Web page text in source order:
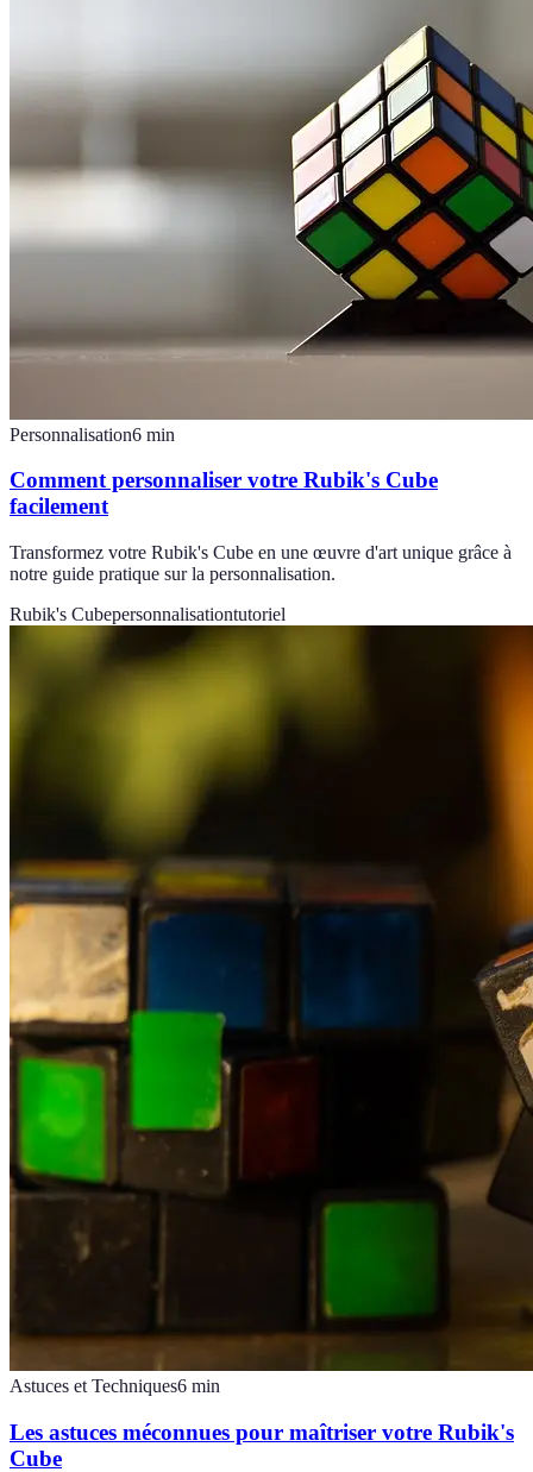
Personnalisation6 min
Comment personnaliser votre Rubik's Cube
facilement
Transformez votre Rubik's Cube en une œuvre d'art unique grâce à
notre guide pratique sur la personnalisation.
Rubik's Cubepersonnalisationtutoriel
Astuces et Techniques6 min
Les astuces méconnues pour maîtriser votre Rubik's
Cube